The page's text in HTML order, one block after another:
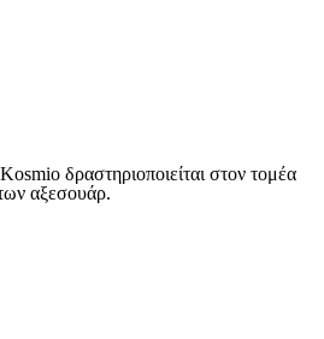
δραστηριοποιείται στον τομέα
αξεσουάρ.